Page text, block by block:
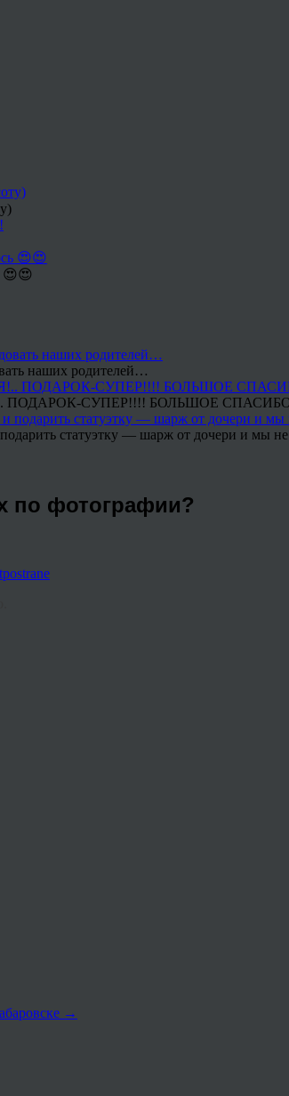
😍😍
наших родителей…
ПОДАРОК-СУПЕР!!!! БОЛЬШОЕ
статуэтку — шарж от дочери и мы
по фотографии?
→